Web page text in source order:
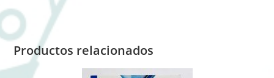
Productos relacionados